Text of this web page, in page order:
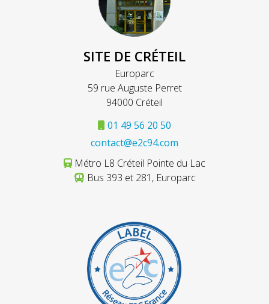
SITE DE CRÉTEIL
Europarc
59 rue Auguste Perret
94000 Créteil
01 49 56 20 50
contact@e2c94.com
Métro L8 Créteil Pointe du Lac
Bus 393 et 281, Europarc